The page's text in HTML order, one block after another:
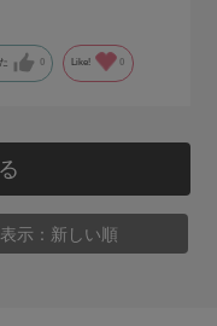
0 Like! 0
表示：新しい順